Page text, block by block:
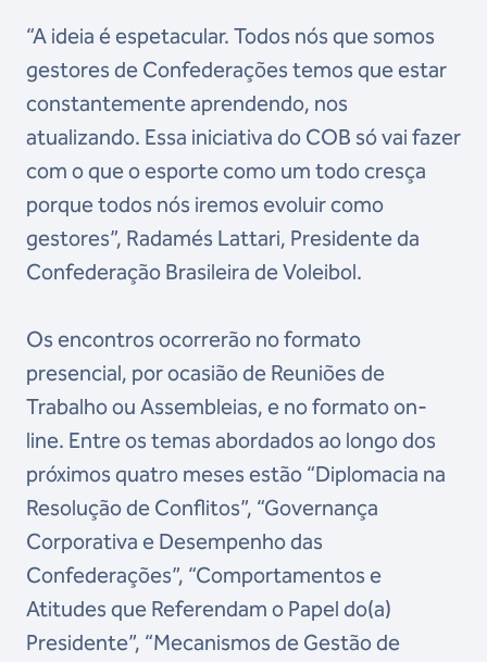
“A ideia é espetacular. Todos nós que somos
gestores de Confederações temos que estar
constantemente aprendendo, nos
atualizando. Essa iniciativa do COB só vai fazer
com o que o esporte como um todo cresça
porque todos nós iremos evoluir como
gestores”, Radamés Lattari, Presidente da
Confederação Brasileira de Voleibol.
Os encontros ocorrerão no formato
presencial, por ocasião de Reuniões de
Trabalho ou Assembleias, e no formato on-
line. Entre os temas abordados ao longo dos
próximos quatro meses estão “Diplomacia na
Resolução de Conflitos”, “Governança
Corporativa e Desempenho das
Confederações”, “Comportamentos e
Atitudes que Referendam o Papel do(a)
Presidente”, “Mecanismos de Gestão de